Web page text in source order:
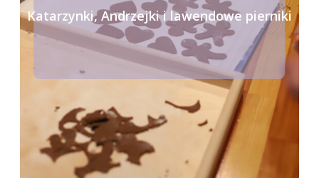
Katarzynki, Andrzejki i lawendowe pierniki